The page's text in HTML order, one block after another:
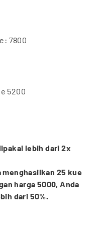
7800
5200
lebih dari 2x
25 kue
harga 5000, Anda
dari 50%.